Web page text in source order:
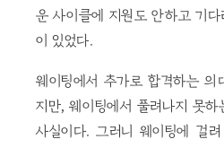
운 사이클에 지원도 안하고 기
이 있었다.
웨이팅에서 추가로 합격하는 의
지만, 웨이팅에서 풀려나지 못하
사실이다. 그러니 웨이팅에 걸